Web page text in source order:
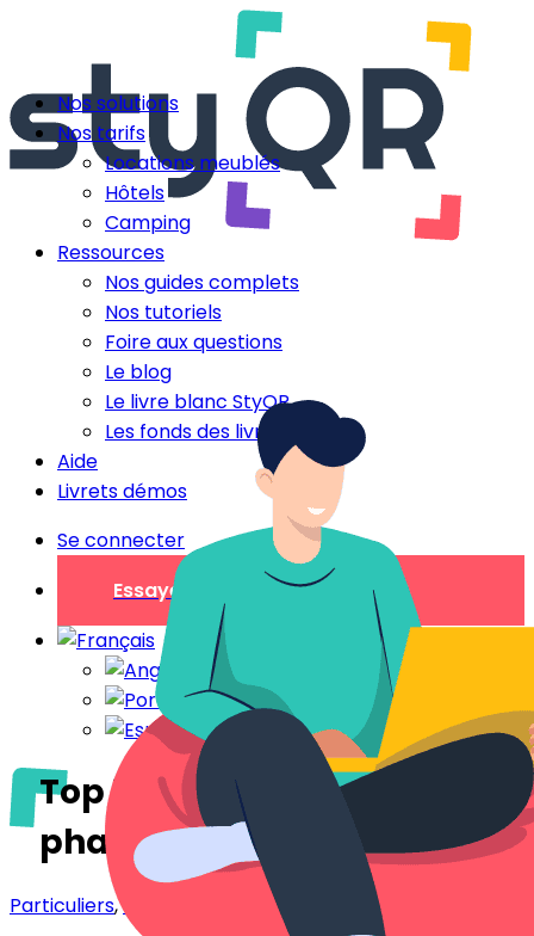
Nos solutions
Nos tarifs
Locations meublés
Hôtels
Camping
Ressources
Nos guides complets
Nos tutoriels
Foire aux questions
Le blog
Le livre blanc StyQR
Les fonds des livrets
Aide
Livrets démos
Se connecter
Essayer gratuitement
Top 10 des destinations
phares 2026
Particuliers,Professionnels